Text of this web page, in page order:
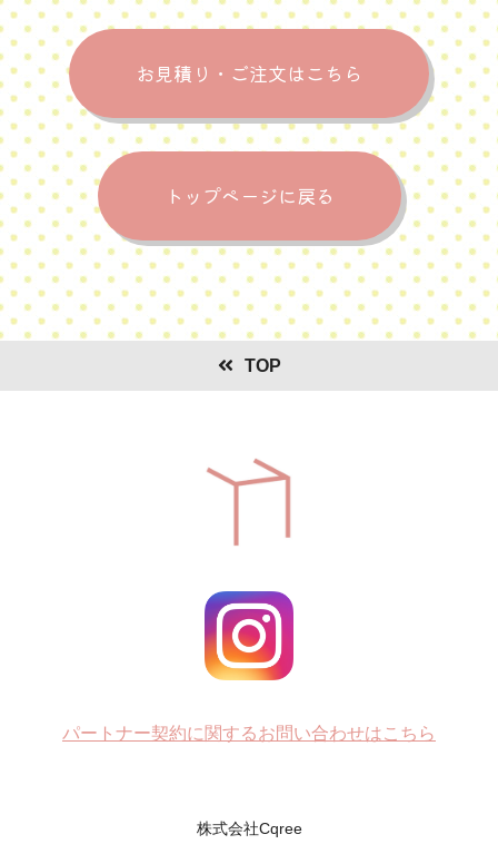
お見積り・ご注文はこちら
トップページに戻る
TOP
パートナー契約に関するお問い合わせはこちら
株式会社Cqree